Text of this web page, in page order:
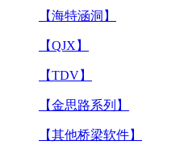
【海特涵洞】
【QJX】
【TDV】
【金思路系列】
【其他桥梁软件】